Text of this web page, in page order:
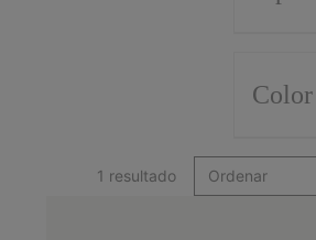
Color
1 resultado Ordenar